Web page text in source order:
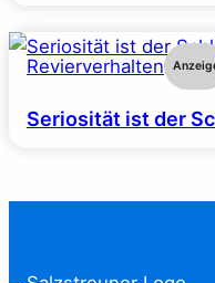
Revierverhalten
Seriosität ist der